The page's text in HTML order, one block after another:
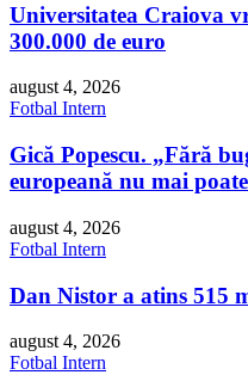
Universitatea Craiova
300.000 de euro
august 4, 2026
Fotbal Intern
Gică Popescu. „Fără
europeană nu mai
august 4, 2026
Fotbal Intern
Dan Nistor a atins 515
august 4, 2026
Fotbal Intern